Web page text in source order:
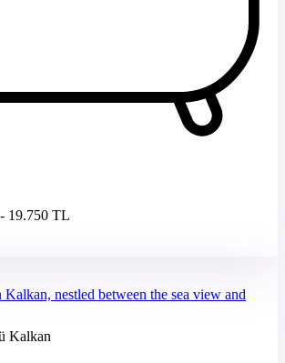
19.750 TL
nestled between the sea view and
Kalkan